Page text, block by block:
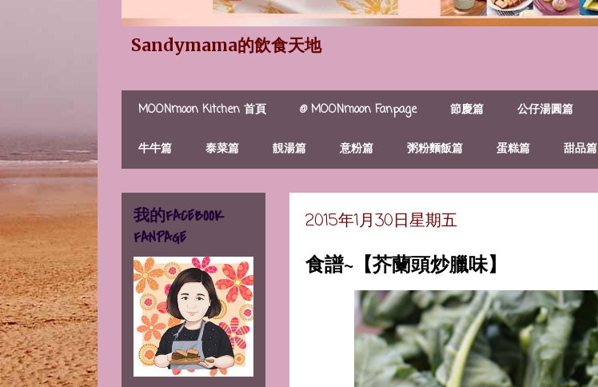
Sandymama的飲食天地
MOONmoon Kitchen 首頁 @ MOONmoon Fanpage 節慶篇 公仔湯圓篇
牛牛篇 泰菜篇 靚湯篇 意粉篇 粥粉麵飯篇 蛋糕篇 甜品篇
2015年1月30日星期五
食譜~【芥蘭頭炒臘味】
我的FACEBOOK
FANPAGE